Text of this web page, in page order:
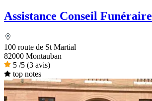
Assistance Conseil Funéraire
100 route de St Martial
82000 Montauban
5 /5 (3 avis)
top notes